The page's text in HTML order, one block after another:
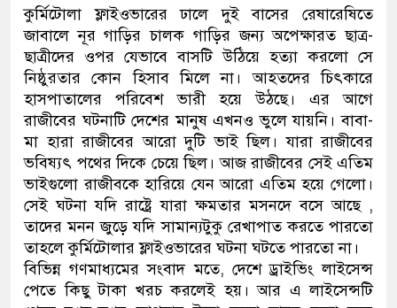
কুর্মিটোলা ফ্লাইওভারের ঢালে দুই বাসের রেষারেষিতে
জাবালে নূর গাড়ির চালক গাড়ির জন্য অপেক্ষারত ছাত্র-
ছাত্রীদের ওপর যেভাবে বাসটি উঠিয়ে হত্যা করলো সে
নিষ্ঠুরতার কোন হিসাব মিলে না। আহতদের চিৎকারে
হাসপাতালের পরিবেশ ভারী হয়ে উঠছে। এর আগে
রাজীবের ঘটনাটি দেশের মানুষ এখনও ভুলে যায়নি। বাবা-
মা হারা রাজীবের আরো দুটি ভাই ছিল। যারা রাজীবের
ভবিষ্যৎ পথের দিকে চেয়ে ছিল। আজ রাজীবের সেই এতিম
ভাইগুলো রাজীবকে হারিয়ে যেন আরো এতিম হয়ে গেলো।
সেই ঘটনা যদি রাষ্ট্রে যারা ক্ষমতার মসনদে বসে আছে ,
তাদের মনন জুড়ে যদি সামান্যটুকু রেখাপাত করতে পারতো
তাহলে কুর্মিটোলার ফ্লাইওভারের ঘটনা ঘটতে পারতো না।
বিভিন্ন গণমাধ্যমের সংবাদ মতে, দেশে ড্রাইভিং লাইসেন্স
পেতে কিছু টাকা খরচ করলেই হয়। আর এ লাইসেন্সটি